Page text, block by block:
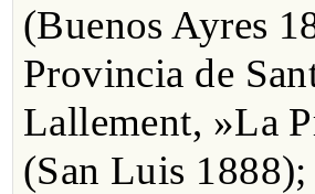
(Buenos Ayres
Provincia de
Lallement, »La
(San Luis